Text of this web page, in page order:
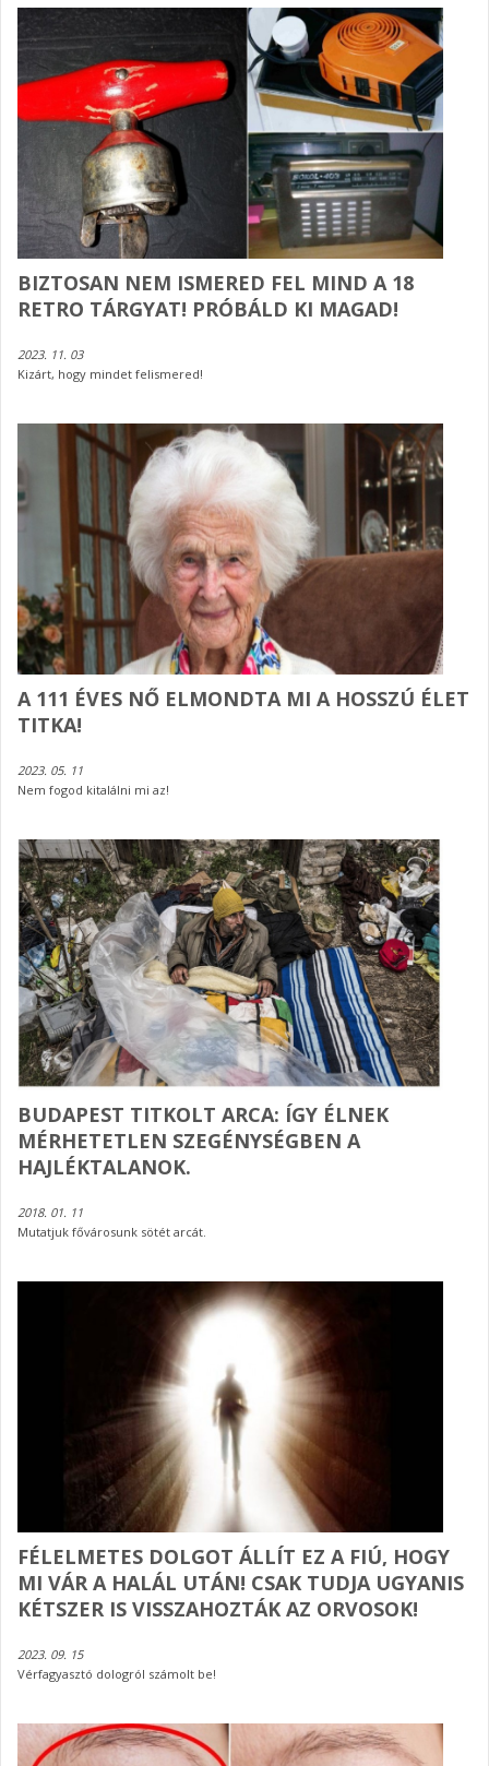
BIZTOSAN NEM ISMERED FEL MIND A 18
RETRO TÁRGYAT! PRÓBÁLD KI MAGAD!
2023. 11. 03
Kizárt, hogy mindet felismered!
A 111 ÉVES NŐ ELMONDTA MI A HOSSZÚ ÉLET
TITKA!
2023. 05. 11
Nem fogod kitalálni mi az!
BUDAPEST TITKOLT ARCA: ÍGY ÉLNEK
MÉRHETETLEN SZEGÉNYSÉGBEN A
HAJLÉKTALANOK.
2018. 01. 11
Mutatjuk fővárosunk sötét arcát.
FÉLELMETES DOLGOT ÁLLÍT EZ A FIÚ, HOGY
MI VÁR A HALÁL UTÁN! CSAK TUDJA UGYANIS
KÉTSZER IS VISSZAHOZTÁK AZ ORVOSOK!
2023. 09. 15
Vérfagyasztó dologról számolt be!